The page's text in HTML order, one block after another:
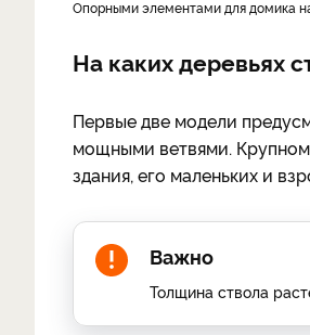
опорными элементами для домика
На каких деревьях
Первые две модели
мощными ветвями.
здания, его маленьких и
Важно
Толщина ствола